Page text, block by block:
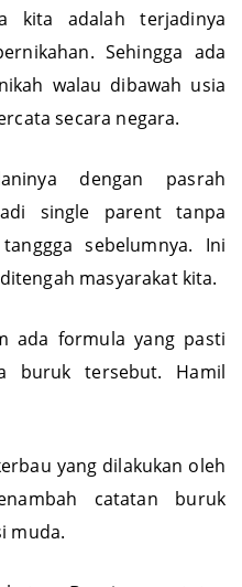
kita adalah terjadinya
Sehingga ada
walau dibawah usia
secara negara.
dengan pasrah
single parent tanpa
sebelumnya. Ini
masyarakat kita.
ada formula yang pasti
buruk tersebut. Hamil
yang dilakukan oleh
catatan buruk
muda.